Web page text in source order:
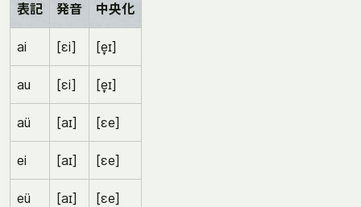
表記 発音 中央化
ai [ɛi] [e̞ɪ]
au [ɛi] [e̞ɪ]
aü [aɪ] [ɛe]
ei [aɪ] [ɛe]
eü [aɪ] [ɛe]